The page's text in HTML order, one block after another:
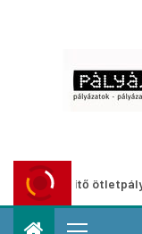
ötletpályázat